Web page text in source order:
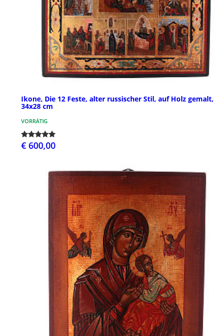
Ikone, Die 12 Feste, alter russischer Stil, auf Holz gemalt,
34x28 cm
VORRÄTIG
€ 600,00